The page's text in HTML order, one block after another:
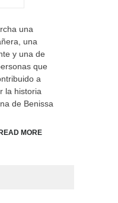
una
una
y una de
que
a
la historia
de Benissa
READ MORE